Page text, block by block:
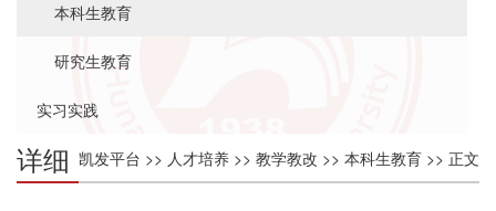
本科生教育
研究生教育
实习实践
凯发平台 >> 人才培养 >> 教学教改 >> 本科生教育 >> 正文
详细